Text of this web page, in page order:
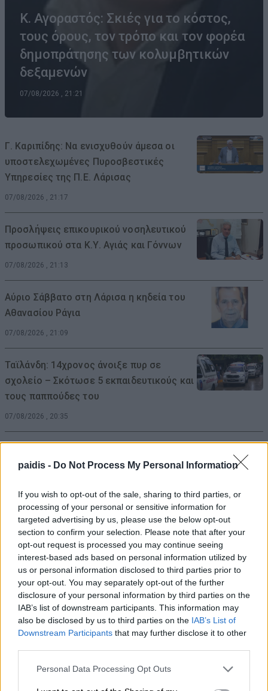
paidis - Do Not Process My Personal Information
If you wish to opt-out of the sale, sharing to third parties, or
processing of your personal or sensitive information for
targeted advertising by us, please use the below opt-out
section to confirm your selection. Please note that after your
opt-out request is processed you may continue seeing
interest-based ads based on personal information utilized by
us or personal information disclosed to third parties prior to
your opt-out. You may separately opt-out of the further
disclosure of your personal information by third parties on the
IAB’s list of downstream participants. This information may
also be disclosed by us to third parties on the IAB’s List of
Downstream Participants that may further disclose it to other
Personal Data Processing Opt Outs
Κ. Αγοραστός: Σκιές για το κόστος,
τους όρους, τον τρόπο και τον φορέα
δημοπράτησης των κολυμβητικών
δεξαμενών
07/08/2026 , 21:21
Γ. Καριπίδης: Να ενισχυθούν άμεσα οι
υποστελεχωμένες Πυροσβεστικές
Υπηρεσίες της Π.Ε. Λάρισας
07/08/2026 , 21:17
Προσλήψεις επικουρικού νοσηλευτικού
προσωπικού στα Κ.Υ. Αγιάς και Γόννων
07/08/2026 , 21:13
Αύριο Σάββατο στη Λάρισα η κηδεία του
Αθανασίου Ράγια
07/08/2026 , 21:09
Ταϊλάνδη: 14χρονος άνοιξε πυρ σε
σχολείο – Σκότωσε 5 εκπαιδευτικούς και
τους παππούδες του
07/08/2026 , 20:35
«χωριό των Λαρισαίων» στην Ουγκάντα
07/08/2026 , 20:17
Θύματα φάρσας εκπαιδευτικός και
καταστηματάρχες στον Αμπελώνα
07/08/2026 , 19:40
Αύριο Σάββατο στη Γιάννουλη η κηδεία
του Αθανασίου Σκόδρα
07/08/2026 , 15:06
Δηλώσεις συμμετοχής για τα